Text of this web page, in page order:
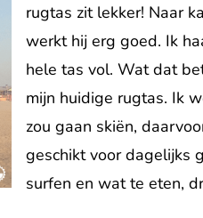
rugtas zit lekker! Naar
werkt hij erg goed. Ik
hele tas vol. Wat dat
mijn huidige rugtas. Ik
zou gaan skiën,
geschikt voor dagelijks
surfen en wat te eten,